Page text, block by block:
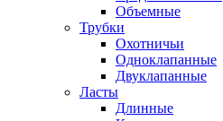
Объемные
Трубки
Охотничьи
Одноклапанные
Двуклапанные
Ласты
Длинные